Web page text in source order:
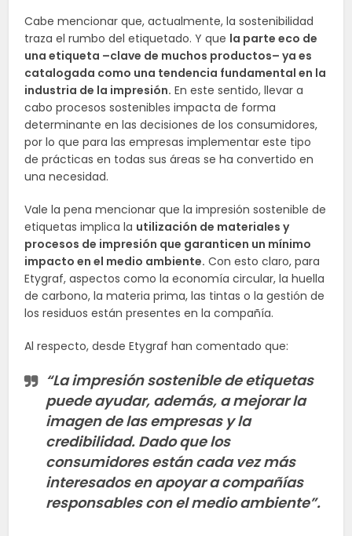
Cabe mencionar que, actualmente, la sostenibilidad
traza el rumbo del etiquetado. Y que la parte eco de
una etiqueta –clave de muchos productos– ya es
catalogada como una tendencia fundamental en la
industria de la impresión. En este sentido, llevar a
cabo procesos sostenibles impacta de forma
determinante en las decisiones de los consumidores,
por lo que para las empresas implementar este tipo
de prácticas en todas sus áreas se ha convertido en
una necesidad.
Vale la pena mencionar que la impresión sostenible de
etiquetas implica la utilización de materiales y
procesos de impresión que garanticen un mínimo
impacto en el medio ambiente. Con esto claro, para
Etygraf, aspectos como la economía circular, la huella
de carbono, la materia prima, las tintas o la gestión de
los residuos están presentes en la compañía.
Al respecto, desde Etygraf han comentado que:
“La impresión sostenible de etiquetas
puede ayudar, además, a mejorar la
imagen de las empresas y la
credibilidad. Dado que los
consumidores están cada vez más
interesados en apoyar a compañías
responsables con el medio ambiente”.